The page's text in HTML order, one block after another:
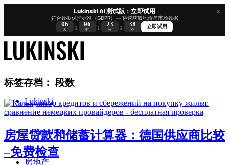
×
Lukinski AI 测试版：立即试用
符合数据保护标准（GDPR）— 秒速获取地价与市场数据
06
天 : 06
时 : 23
分 : 37
秒
立即试用
Lukinski
Lukinski KI
房地产
标签存档： 段数
房屋贷款和储蓄计算器：德国供应商比较
–免费检查